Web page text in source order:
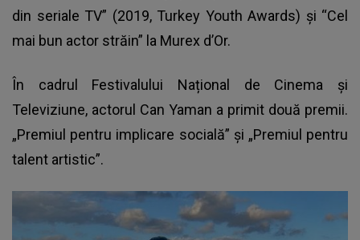
din seriale TV” (2019, Turkey Youth Awards) și “Cel
mai bun actor străin” la Murex d’Or.
În cadrul Festivalului Național de Cinema și
Televiziune, actorul Can Yaman a primit două premii.
„Premiul pentru implicare socială” și „Premiul pentru
talent artistic”.